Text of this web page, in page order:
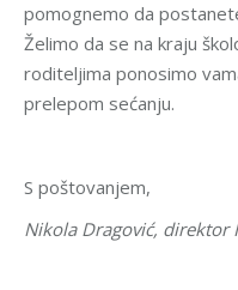
pomognemo da
Želimo da se na kraju
roditeljima ponosimo
prelepom sećanju.
S poštovanjem,
Nikola Dragović, direktor